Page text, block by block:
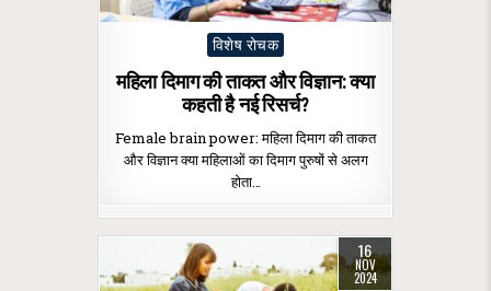
Posted
विशेष रोचक
महिला दिमाग की ताकत और विज्ञान: क्या
कहती है नई रिसर्च?
Female brain power: महिला दिमाग की ताकत
और विज्ञान क्या महिलाओं का दिमाग पुरुषों से अलग
होता…
16
NOV
2024